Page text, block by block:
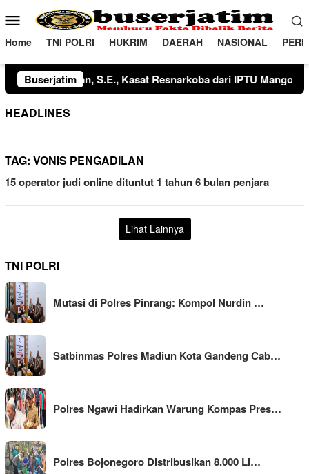
ke
konten
Menu
Mobile
Home TNI POLRI HUKRIM DAERAH NASIONAL
Buserjatim
HEADLINES
TAG: VONIS PENGADILAN
15 operator judi online dituntut 1 tahun 6 bulan penjara
Lihat Lainnya
TNI POLRI
Mutasi di Polres Pinrang: Kompol Nurdin …
Satbinmas Polres Madiun Kota Gandeng Cab…
Polres Ngawi Hadirkan Warung Kompas Pres…
Polres Bojonegoro Distribusikan 8.000 Li…